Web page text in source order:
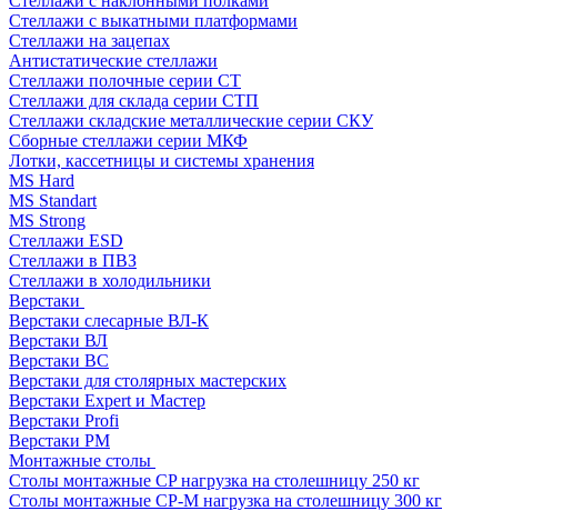
Стеллажи с выкатными платформами
Стеллажи на зацепах
Антистатические стеллажи
Стеллажи полочные серии СТ
Стеллажи для склада серии СТП
Стеллажи складские металлические серии СКУ
Сборные стеллажи серии МКФ
Лотки, кассетницы и системы хранения
MS Hard
MS Standart
MS Strong
Стеллажи ESD
Стеллажи в ПВЗ
Стеллажи в холодильники
Верстаки
Верстаки слесарные ВЛ-К
Верстаки ВЛ
Верстаки ВС
Верстаки для столярных мастерских
Верстаки Expert и Мастер
Верстаки Profi
Верстаки РМ
Монтажные столы
Столы монтажные СP нагрузка на столешницу 250 кг
Столы монтажные СР-М нагрузка на столешницу 300 кг